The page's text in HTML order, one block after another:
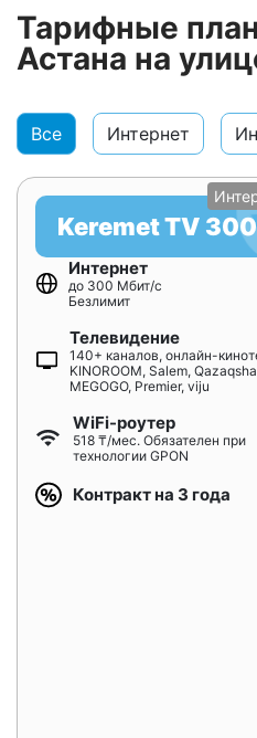
Тарифные
Астана на
Все Интернет
Keremet TV 300
Интернет
до 300 Мбит/с
Безлимит
Телевидение
140+ каналов, онлайн-
KINOROOM, Salem,
MEGOGO, Premier, viju
WiFi-роутер
518 ₸/мес. Обязателен при
технологии GPON
Контракт на 3 года